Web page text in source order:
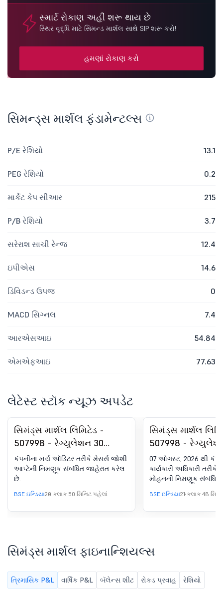
સ્માર્ટ રોકાણ અહીં શરૂ થાય છે
સ્થિર વૃદ્ધિ માટે સિમન્ડ માર્શલ સાથે SIP શરૂ કરો!
હમણાં રોકાણ કરો
સિમન્ડ્સ માર્શલ ફંડામેન્ટલ્સ
P/E રેશિયો 13.1
PEG રેશિયો 0.2
માર્કેટ કેપ સીઆર 215
P/B રેશિયો 3.7
સરેરાશ સાચી રેન્જ 12.4
ઇપીએસ 14.6
ડિવિડન્ડ ઉપજ 0
MACD સિગ્નલ 7.4
આરએસઆઇ 54.84
એમએફઆઇ 77.63
લેટેસ્ટ સ્ટૉક ન્યૂઝ અપડેટ
સિમંડ્સ માર્શલ લિમિટેડ -
507998 - રેગ્યુલેશન 30
(LODR) હેઠળ જાહેરાત -
મેનેજમેન્ટમાં ફેરફાર
કંપનીના ખર્ચ ઑડિટર તરીકે મેસર્સ જોશી
આપ્ટેની નિમણૂક સંબંધિત જાહેરાત કરેલ
છે.
BSE ઇન્ડિયા20 કલાક 50 મિનિટ પહેલાં
સિમંડ્સ માર્શલ
507998 -
(LODR) હેઠળ
મેનેજમેન્ટમાં ફેરફાર
07 ઓગસ્ટ, 2026 થી
કાર્યકારી અધિકારી તરીકે
મોહનની નિમણૂક સંબંધિત
BSE ઇન્ડિયા21 કલાક 48
સિમંડ્સ માર્શલ ફાઇનાન્શિયલ્સ
ત્રિમાસિક P&L વાર્ષિક P&L બૅલેન્સ શીટ રોકડ પ્રવાહ રેશિયો